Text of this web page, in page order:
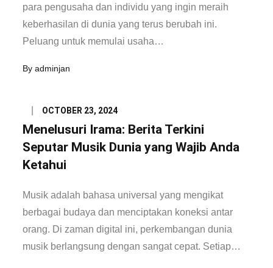
para pengusaha dan individu yang ingin meraih
keberhasilan di dunia yang terus berubah ini.
Peluang untuk memulai usaha…
Byadminjan
Posted
on
OCTOBER 23, 2024
Menelusuri Irama: Berita Terkini
Seputar Musik Dunia yang Wajib Anda
Ketahui
Musik adalah bahasa universal yang mengikat
berbagai budaya dan menciptakan koneksi antar
orang. Di zaman digital ini, perkembangan dunia
musik berlangsung dengan sangat cepat. Setiap…